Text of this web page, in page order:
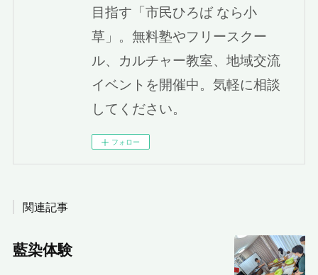
目指す「市民ひろば なら小
草」。無料塾やフリースクー
ル、カルチャー教室、地域交流
イベントを開催中。気軽に相談
してください。
フォロー
関連記事
藍染体験